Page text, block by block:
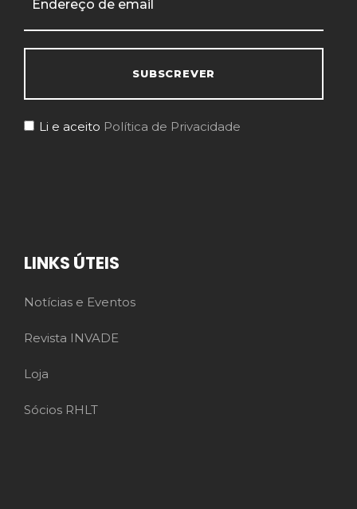
Li e aceito Política de Privacidade
LINKS ÚTEIS
Notícias e Eventos
Revista INVADE
Loja
Sócios RHLT